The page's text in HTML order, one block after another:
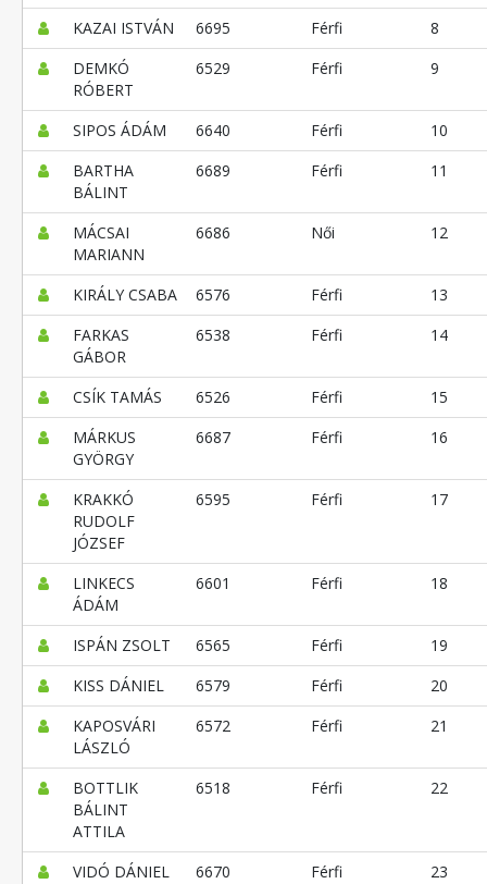
KAZAI ISTVÁN 6695 Férfi
8
DEMKÓ
RÓBERT
6529 Férfi 9
SIPOS ÁDÁM 6640 Férfi
10
BARTHA
BÁLINT
6689 Férfi 11
MÁCSAI
MARIANN
6686 Női 12
KIRÁLY CSABA 6576 Férfi
13
FARKAS
GÁBOR
6538 Férfi 14
CSÍK TAMÁS 6526 Férfi
15
MÁRKUS
GYÖRGY
6687 Férfi 16
KRAKKÓ
RUDOLF
JÓZSEF
6595 Férfi 17
LINKECS
ÁDÁM
6601 Férfi 18
ISPÁN ZSOLT 6565 Férfi
19
KISS DÁNIEL
6579 Férfi
20
KAPOSVÁRI
LÁSZLÓ
6572 Férfi 21
BOTTLIK
BÁLINT
ATTILA
6518 Férfi 22
VIDÓ DÁNIEL 6670 Férfi
23